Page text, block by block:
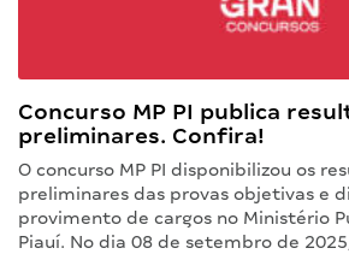
Concurso MP PI publica
preliminares. Confira!
O concurso MP PI disponibilizou os
preliminares das provas objetivas e
provimento de cargos no Ministério
Piauí. No dia 08 de setembro de